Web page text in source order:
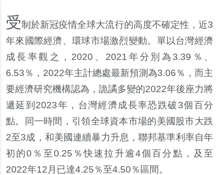
受制於新冠疫情全球大流行的高度不確定性，近3
年來國際經濟、環球市場激烈變動。單以台灣經濟
成長率觀之，2020、2021年分別為3.39％、
6.53％，2022年主計總處最新預測為3.06％，而主
要經濟研究機構認為，詭譎多變的2022年後座力將
遞延到2023年，台灣經濟成長率恐跌破3個百分
點。同一時間，引領全球資本市場的美國股市大跌
2至3成，和美國連續暴力升息，聯邦基準利率自年
初的0％至0.25％快速拉升逾4個百分點，及至
2022年12月已達4.25％至4.50％區間。